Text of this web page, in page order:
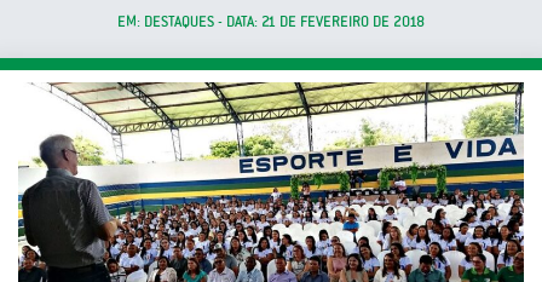
EM: DESTAQUES - DATA: 21 DE FEVEREIRO DE 2018